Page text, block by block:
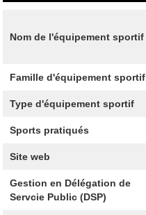
Nom de l'équipement sportif
Famille d'équipement sportif
Type d'équipement sportif
Sports pratiqués
Site web
Gestion en Délégation de
Servcie Public (DSP)